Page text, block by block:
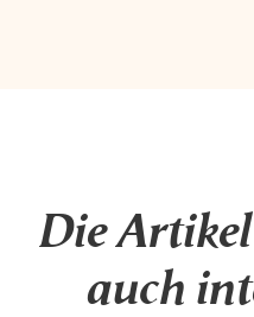
Die
auch